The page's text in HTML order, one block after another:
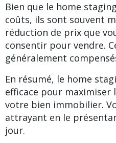
Bien que le home staging
coûts, ils sont souvent
réduction de prix que
consentir pour vendre.
généralement
En résumé, le home
efficace pour maximiser
votre bien immobilier.
attrayant en le
jour.